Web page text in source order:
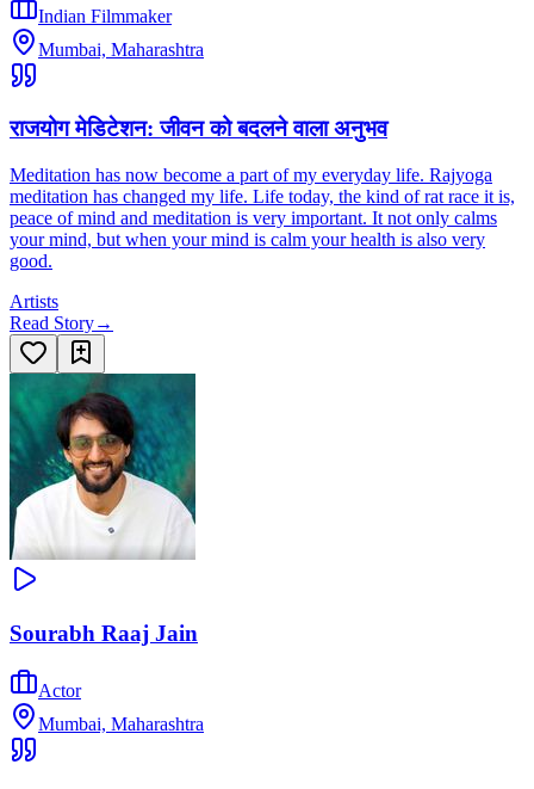
Indian Filmmaker
Mumbai, Maharashtra
राजयोग मेडिटेशन: जीवन को बदलने वाला अनुभव
Meditation has now become a part of my everyday life. Rajyoga
meditation has changed my life. Life today, the kind of rat race it is,
peace of mind and meditation is very important. It not only calms
your mind, but when your mind is calm your health is also very
good.
Artists
Read Story→
Sourabh Raaj Jain
Actor
Mumbai, Maharashtra